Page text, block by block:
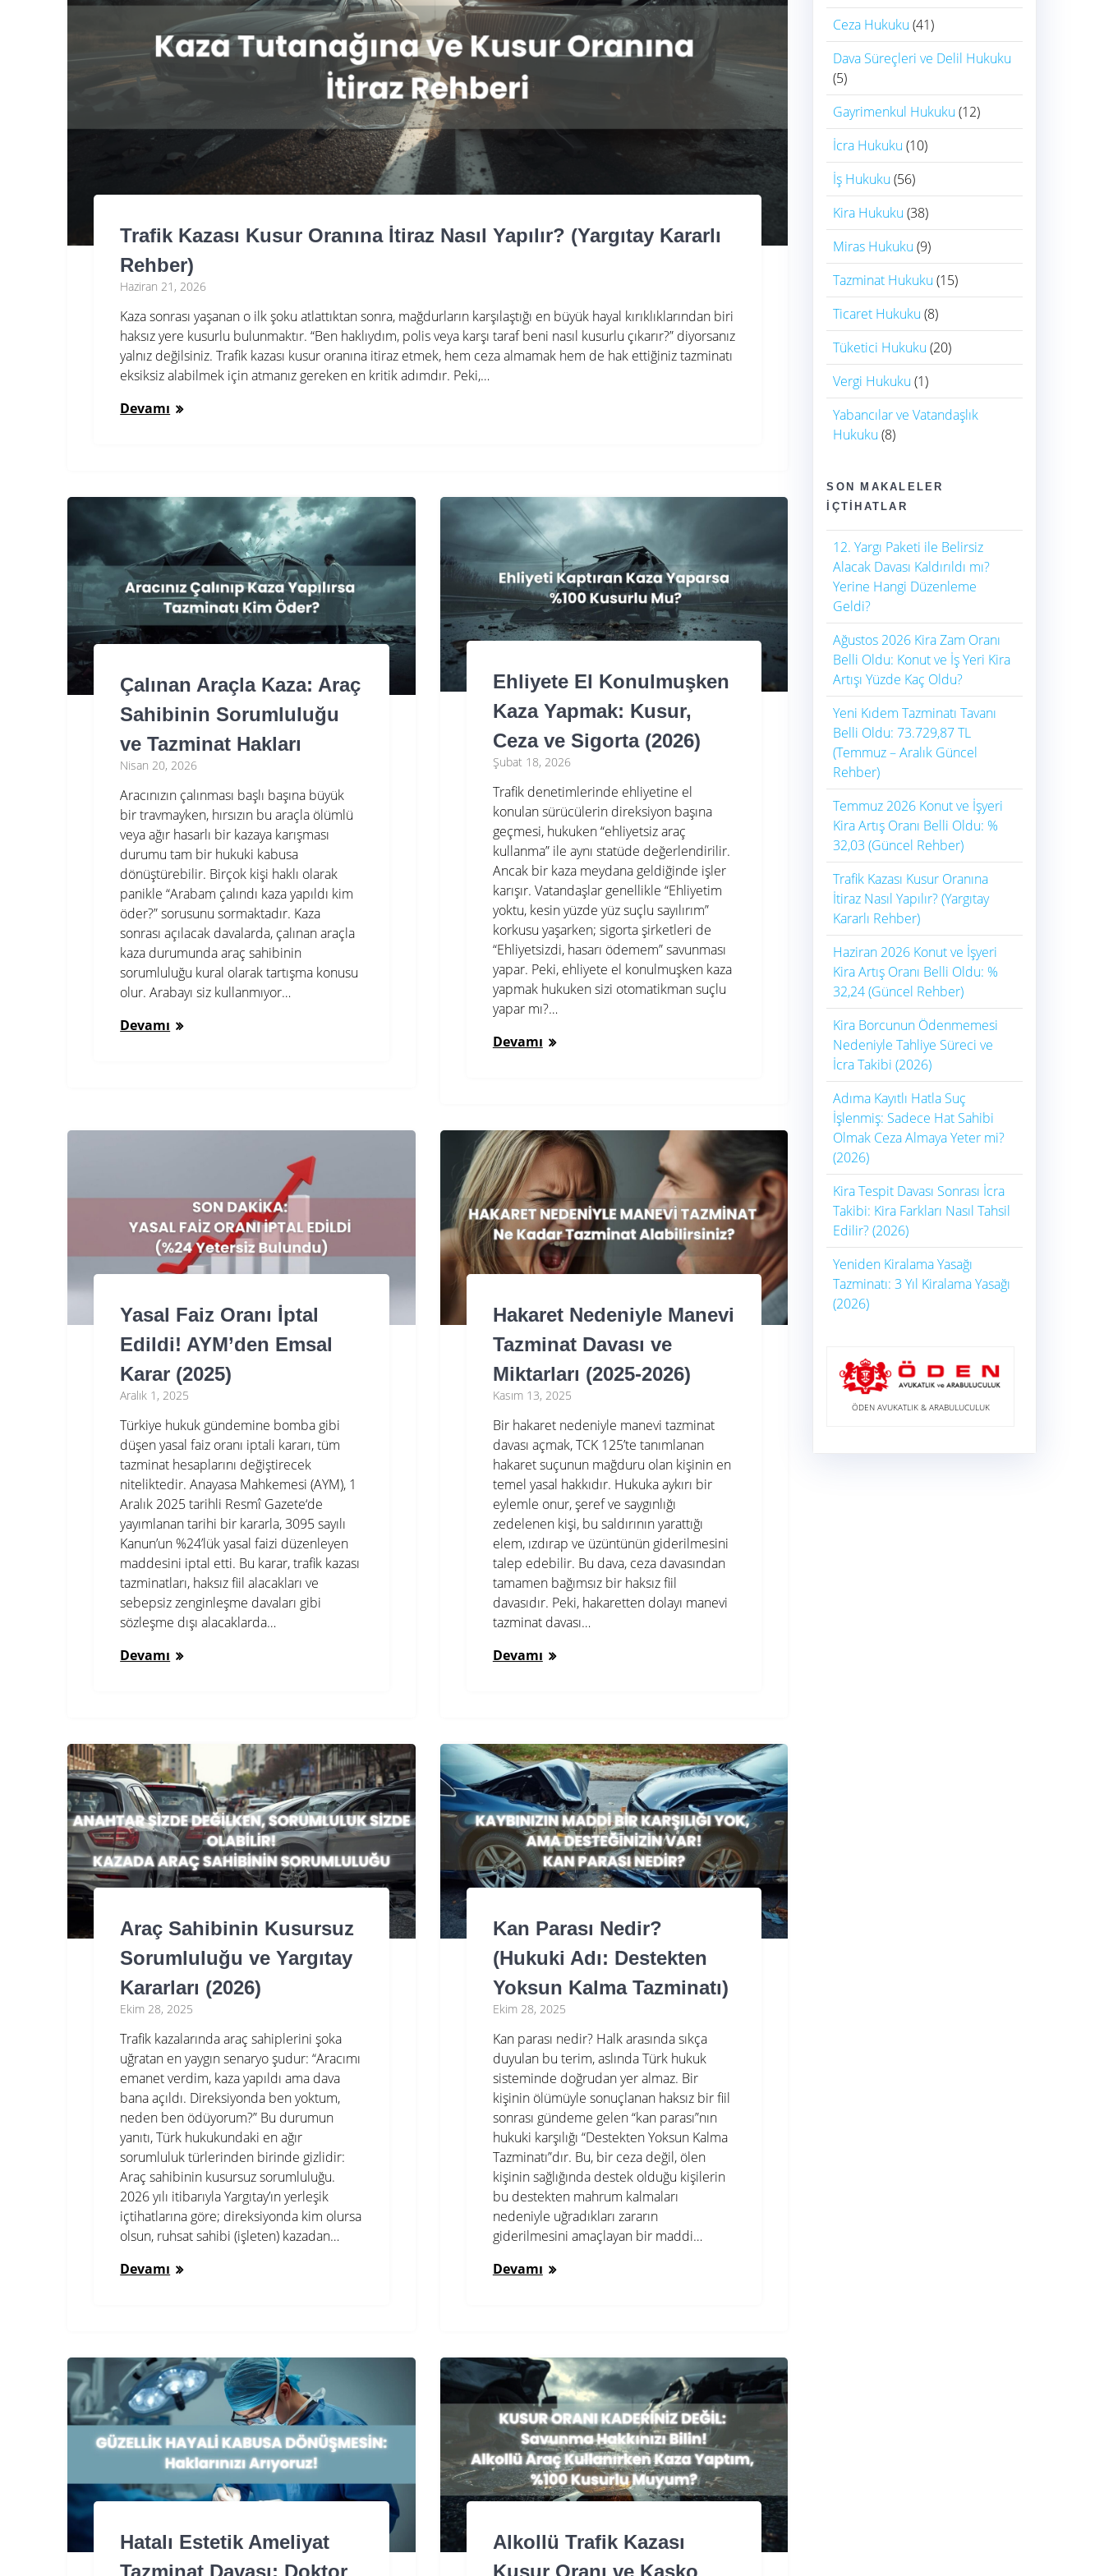
Trafik Kazası Kusur Oranına İtiraz Nasıl Yapılır? (Yargıtay Kararlı
Rehber)
Haziran 21, 2026
Kaza sonrası yaşanan o ilk şoku atlattıktan sonra, mağdurların karşılaştığı en büyük hayal kırıklıklarından biri
haksız yere kusurlu bulunmaktır. “Ben haklıydım, polis veya karşı taraf beni nasıl kusurlu çıkarır?” diyorsanız
yalnız değilsiniz. Trafik kazası kusur oranına itiraz etmek, hem ceza almamak hem de hak ettiğiniz tazminatı
eksiksiz alabilmek için atmanız gereken en kritik adımdır. Peki,…
Devamı
Çalınan Araçla Kaza: Araç
Sahibinin Sorumluluğu
ve Tazminat Hakları
Nisan 20, 2026
Aracınızın çalınması başlı başına büyük
bir travmayken, hırsızın bu araçla ölümlü
veya ağır hasarlı bir kazaya karışması
durumu tam bir hukuki kabusa
dönüştürebilir. Birçok kişi haklı olarak
panikle “Arabam çalındı kaza yapıldı kim
öder?” sorusunu sormaktadır. Kaza
sonrası açılacak davalarda, çalınan araçla
kaza durumunda araç sahibinin
sorumluluğu kural olarak tartışma konusu
olur. Arabayı siz kullanmıyor…
Devamı
Ehliyete El Konulmuşken
Kaza Yapmak: Kusur,
Ceza ve Sigorta (2026)
Şubat 18, 2026
Trafik denetimlerinde ehliyetine el
konulan sürücülerin direksiyon başına
geçmesi, hukuken “ehliyetsiz araç
kullanma” ile aynı statüde değerlendirilir.
Ancak bir kaza meydana geldiğinde işler
karışır. Vatandaşlar genellikle “Ehliyetim
yoktu, kesin yüzde yüz suçlu sayılırım”
korkusu yaşarken; sigorta şirketleri de
“Ehliyetsizdi, hasarı ödemem” savunması
yapar. Peki, ehliyete el konulmuşken kaza
yapmak hukuken sizi otomatikman suçlu
yapar mı?…
Devamı
Yasal Faiz Oranı İptal
Edildi! AYM’den Emsal
Karar (2025)
Aralık 1, 2025
Türkiye hukuk gündemine bomba gibi
düşen yasal faiz oranı iptali kararı, tüm
tazminat hesaplarını değiştirecek
niteliktedir. Anayasa Mahkemesi (AYM), 1
Aralık 2025 tarihli Resmî Gazete‘de
yayımlanan tarihi bir kararla, 3095 sayılı
Kanun’un %24’lük yasal faizi düzenleyen
maddesini iptal etti. Bu karar, trafik kazası
tazminatları, haksız fiil alacakları ve
sebepsiz zenginleşme davaları gibi
sözleşme dışı alacaklarda…
Devamı
Hakaret Nedeniyle Manevi
Tazminat Davası ve
Miktarları (2025-2026)
Kasım 13, 2025
Bir hakaret nedeniyle manevi tazminat
davası açmak, TCK 125’te tanımlanan
hakaret suçunun mağduru olan kişinin en
temel yasal hakkıdır. Hukuka aykırı bir
eylemle onur, şeref ve saygınlığı
zedelenen kişi, bu saldırının yarattığı
elem, ızdırap ve üzüntünün giderilmesini
talep edebilir. Bu dava, ceza davasından
tamamen bağımsız bir haksız fiil
davasıdır. Peki, hakaretten dolayı manevi
tazminat davası…
Devamı
Araç Sahibinin Kusursuz
Sorumluluğu ve Yargıtay
Kararları (2026)
Ekim 28, 2025
Trafik kazalarında araç sahiplerini şoka
uğratan en yaygın senaryo şudur: “Aracımı
emanet verdim, kaza yapıldı ama dava
bana açıldı. Direksiyonda ben yoktum,
neden ben ödüyorum?” Bu durumun
yanıtı, Türk hukukundaki en ağır
sorumluluk türlerinden birinde gizlidir:
Araç sahibinin kusursuz sorumluluğu.
2026 yılı itibarıyla Yargıtay’ın yerleşik
içtihatlarına göre; direksiyonda kim olursa
olsun, ruhsat sahibi (işleten) kazadan…
Devamı
Kan Parası Nedir?
(Hukuki Adı: Destekten
Yoksun Kalma Tazminatı)
Ekim 28, 2025
Kan parası nedir? Halk arasında sıkça
duyulan bu terim, aslında Türk hukuk
sisteminde doğrudan yer almaz. Bir
kişinin ölümüyle sonuçlanan haksız bir fiil
sonrası gündeme gelen “kan parası”nın
hukuki karşılığı “Destekten Yoksun Kalma
Tazminatı”dır. Bu, bir ceza değil, ölen
kişinin sağlığında destek olduğu kişilerin
bu destekten mahrum kalmaları
nedeniyle uğradıkları zararın
giderilmesini amaçlayan bir maddi…
Devamı
Hatalı Estetik Ameliyat
Alkollü Trafik Kazası
Ceza Hukuku (41)
Dava Süreçleri ve Delil Hukuku
(5)
Gayrimenkul Hukuku (12)
İcra Hukuku (10)
İş Hukuku (56)
Kira Hukuku (38)
Miras Hukuku (9)
Tazminat Hukuku (15)
Ticaret Hukuku (8)
Tüketici Hukuku (20)
Vergi Hukuku (1)
Yabancılar ve Vatandaşlık
Hukuku (8)
SON MAKALELER
İÇTIHATLAR
12. Yargı Paketi ile Belirsiz
Alacak Davası Kaldırıldı mı?
Yerine Hangi Düzenleme
Geldi?
Ağustos 2026 Kira Zam Oranı
Belli Oldu: Konut ve İş Yeri Kira
Artışı Yüzde Kaç Oldu?
Yeni Kıdem Tazminatı Tavanı
Belli Oldu: 73.729,87 TL
(Temmuz – Aralık Güncel
Rehber)
Temmuz 2026 Konut ve İşyeri
Kira Artış Oranı Belli Oldu: %
32,03 (Güncel Rehber)
Trafik Kazası Kusur Oranına
İtiraz Nasıl Yapılır? (Yargıtay
Kararlı Rehber)
Haziran 2026 Konut ve İşyeri
Kira Artış Oranı Belli Oldu: %
32,24 (Güncel Rehber)
Kira Borcunun Ödenmemesi
Nedeniyle Tahliye Süreci ve
İcra Takibi (2026)
Adıma Kayıtlı Hatla Suç
İşlenmiş: Sadece Hat Sahibi
Olmak Ceza Almaya Yeter mi?
(2026)
Kira Tespit Davası Sonrası İcra
Takibi: Kira Farkları Nasıl Tahsil
Edilir? (2026)
Yeniden Kiralama Yasağı
Tazminatı: 3 Yıl Kiralama Yasağı
(2026)
ÖDEN AVUKATLIK & ARABULUCULUK